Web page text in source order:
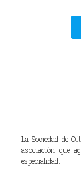
La Sociedad de
asociación que
especialidad.